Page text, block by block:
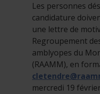
Les personnes
candidature
une lettre de
Regroupement
amblyopes du
(RAAMM), en
mercredi 19